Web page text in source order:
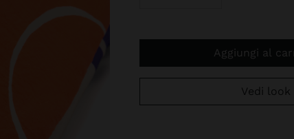
Aggiungi al
Vedi look